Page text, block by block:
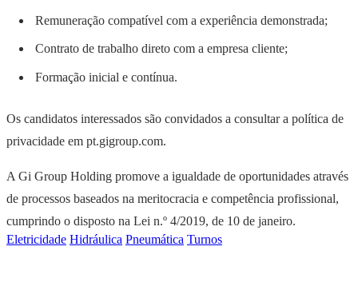
Remuneração compatível com a experiência demonstrada;
Contrato de trabalho direto com a empresa cliente;
Formação inicial e contínua.
Os candidatos interessados são convidados a consultar a política de
privacidade em pt.gigroup.com.
A Gi Group Holding promove a igualdade de oportunidades através
de processos baseados na meritocracia e competência profissional,
cumprindo o disposto na Lei n.º 4/2019, de 10 de janeiro.
Eletricidade Hidráulica Pneumática Turnos